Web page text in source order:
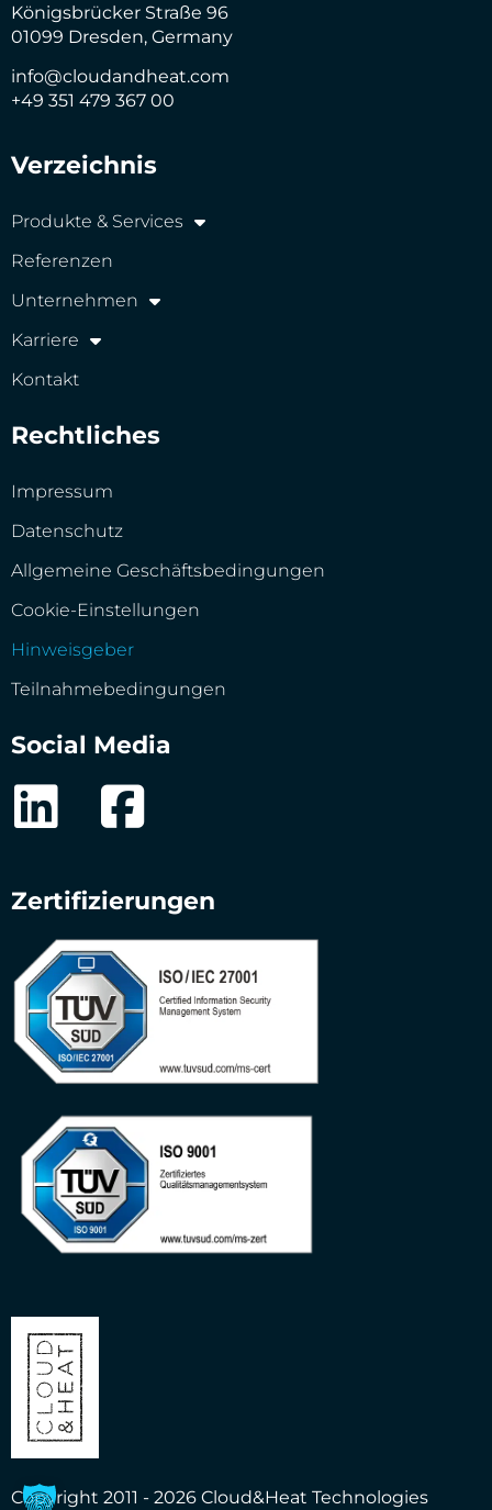
Königsbrücker Straße 96
01099 Dresden, Germany
info@cloudandheat.com
+49 351 479 367 00
Verzeichnis
Produkte & Services
Referenzen
Unternehmen
Karriere
Kontakt
Rechtliches
Impressum
Datenschutz
Allgemeine Geschäftsbedingungen
Cookie-Einstellungen
Hinweisgeber
Teilnahmebedingungen
Social Media
Zertifizierungen
Copyright 2011 - 2026 Cloud&Heat Technologies